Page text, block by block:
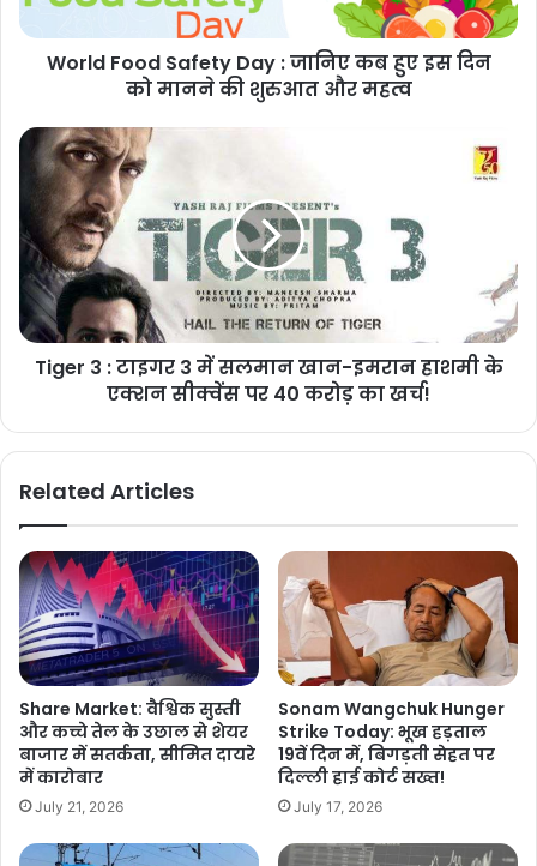
World Food Safety Day : जानिए कब हुए इस दिन
को मानने की शुरुआत और महत्व
Tiger 3 : टाइगर 3 में सलमान खान-इमरान हाशमी के
एक्शन सीक्वेंस पर 40 करोड़ का खर्च!
Related Articles
Share Market: वैश्विक सुस्ती
और कच्चे तेल के उछाल से शेयर
बाजार में सतर्कता, सीमित दायरे
में कारोबार
July 21, 2026
Sonam Wangchuk Hunger
Strike Today: भूख हड़ताल
19वें दिन में, बिगड़ती सेहत पर
दिल्ली हाई कोर्ट सख्त!
July 17, 2026